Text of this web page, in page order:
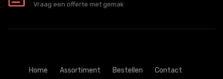
Vraag een offerte met gemak
Home Assortiment Bestellen Contact